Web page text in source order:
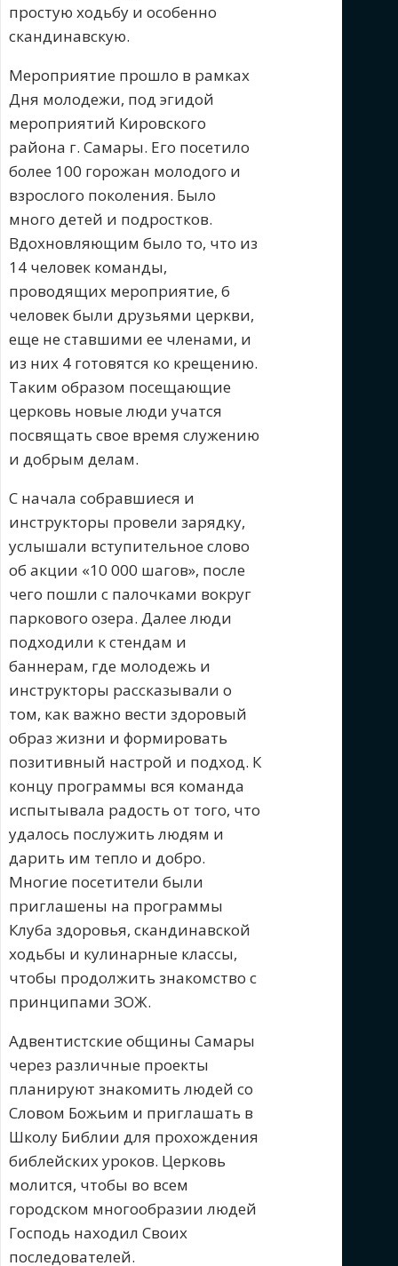
простую ходьбу и особенно
скандинавскую.
Мероприятие прошло в рамках
Дня молодежи, под эгидой
мероприятий Кировского
района г. Самары. Его посетило
более 100 горожан молодого и
взрослого поколения. Было
много детей и подростков.
Вдохновляющим было то, что из
14 человек команды,
проводящих мероприятие, 6
человек были друзьями церкви,
еще не ставшими ее членами, и
из них 4 готовятся ко крещению.
Таким образом посещающие
церковь новые люди учатся
посвящать свое время служению
и добрым делам.
С начала собравшиеся и
инструкторы провели зарядку,
услышали вступительное слово
об акции «10 000 шагов», после
чего пошли с палочками вокруг
паркового озера. Далее люди
подходили к стендам и
баннерам, где молодежь и
инструкторы рассказывали о
том, как важно вести здоровый
образ жизни и формировать
позитивный настрой и подход. К
концу программы вся команда
испытывала радость от того, что
удалось послужить людям и
дарить им тепло и добро.
Многие посетители были
приглашены на программы
Клуба здоровья, скандинавской
ходьбы и кулинарные классы,
чтобы продолжить знакомство с
принципами ЗОЖ.
Адвентистские общины Самары
через различные проекты
планируют знакомить людей со
Словом Божьим и приглашать в
Школу Библии для прохождения
библейских уроков. Церковь
молится, чтобы во всем
городском многообразии людей
Господь находил Своих
последователей.